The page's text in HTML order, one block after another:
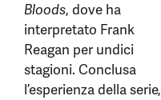
Bloods, dove ha
interpretato Frank
Reagan per undici
stagioni. Conclusa
l’esperienza della serie,